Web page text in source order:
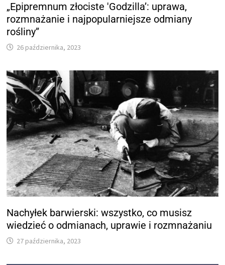
„Epipremnum złociste 'Godzilla’: uprawa,
rozmnażanie i najpopularniejsze odmiany
rośliny”
26 października, 2023
Nachyłek barwierski: wszystko, co musisz
wiedzieć o odmianach, uprawie i rozmnażaniu
27 października, 2023